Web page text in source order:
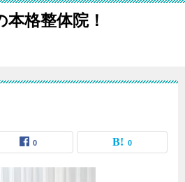
格整体院！
0 0